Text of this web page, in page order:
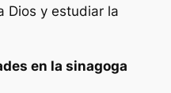
Dios y estudiar la
en la sinagoga